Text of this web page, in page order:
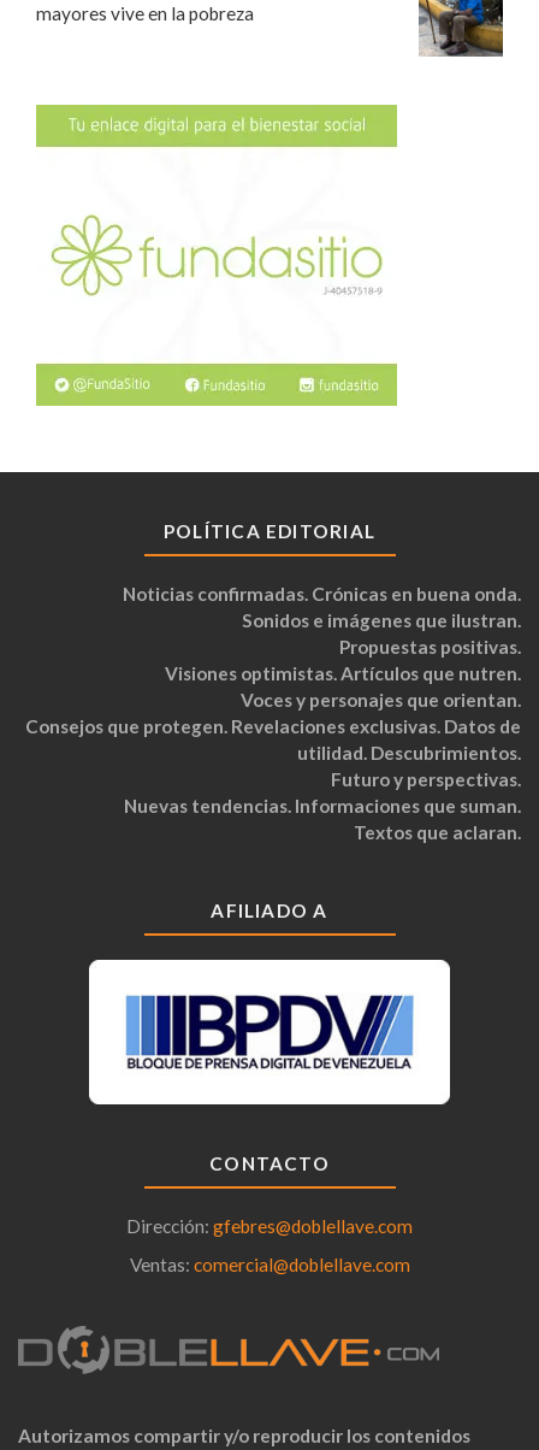
mayores vive en la pobreza
POLÍTICA EDITORIAL
Noticias confirmadas. Crónicas en buena onda.
Sonidos e imágenes que ilustran.
Propuestas positivas.
Visiones optimistas. Artículos que nutren.
Voces y personajes que orientan.
Consejos que protegen. Revelaciones exclusivas. Datos de
utilidad. Descubrimientos.
Futuro y perspectivas.
Nuevas tendencias. Informaciones que suman.
Textos que aclaran.
AFILIADO A
CONTACTO
Dirección: gfebres@doblellave.com
Ventas: comercial@doblellave.com
Autorizamos compartir y/o reproducir los contenidos